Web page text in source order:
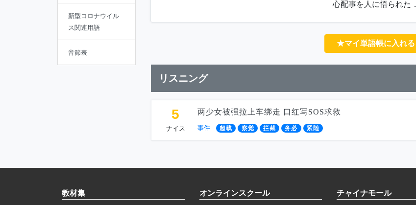
新型コロナウイル
ス関連用語
音節表
心配事を人に悟られた．
★マイ単語帳に入れる
リスニング
5
ナイス
两少女被强拉上车绑走 口红写SOS求救
事件 超载 察觉 拦截 务必 紧随
教材集 オンラインスクール チャイナモール